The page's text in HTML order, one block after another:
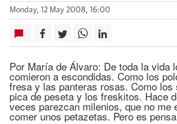
Monday, 12 May 2008, 16:00
Por María de Álvaro: De toda la vida
comieron a escondidas. Como los
fresa y las panteras rosas. Como los
pica de peseta y los freskitos. Hace
veces parezcan milenios, que no me
comer unos petazetas. Pero es